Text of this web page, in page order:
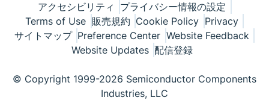
アクセシビリティ
プライバシー情報の設定
Terms of Use 販売規約 Cookie Policy Privacy
サイトマップ Preference Center Website Feedback
Website Updates 配信登録
© Copyright 1999-2026 Semiconductor Components
Industries, LLC